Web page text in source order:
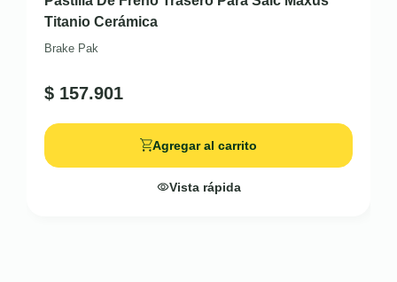
Titanio Cerámica
Brake Pak
$ 157.901
Agregar al carrito
Vista rápida